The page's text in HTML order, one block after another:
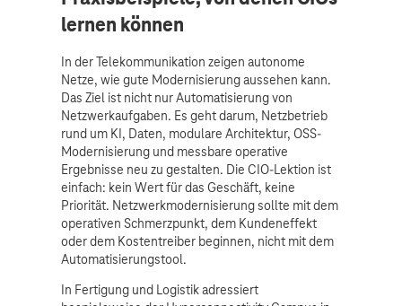
lernen können
In der Telekommunikation zeigen autonome
Netze, wie gute Modernisierung aussehen kann.
Das Ziel ist nicht nur Automatisierung von
Netzwerkaufgaben. Es geht darum, Netzbetrieb
rund um KI, Daten, modulare Architektur, OSS-
Modernisierung und messbare operative
Ergebnisse neu zu gestalten. Die CIO-Lektion ist
einfach: kein Wert für das Geschäft, keine
Priorität. Netzwerkmodernisierung sollte mit dem
operativen Schmerzpunkt, dem Kundeneffekt
oder dem Kostentreiber beginnen, nicht mit dem
Automatisierungstool.
In Fertigung und Logistik adressiert